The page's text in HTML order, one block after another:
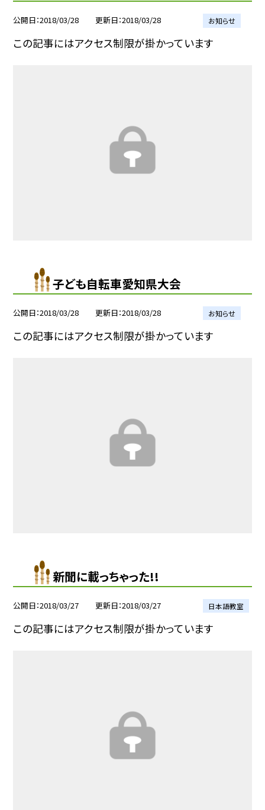
公開日 2018/03/28 更新日 2018/03/28 お知らせ
この記事にはアクセス制限が掛かっています
子ども自転車愛知県大会
公開日 2018/03/28 更新日 2018/03/28 お知らせ
この記事にはアクセス制限が掛かっています
新聞に載っちゃった!!
公開日 2018/03/27 更新日 2018/03/27 日本語教室
この記事にはアクセス制限が掛かっています